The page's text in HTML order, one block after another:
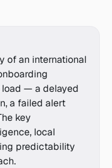
of an international
load — a delayed
a failed alert
key
local
predictability